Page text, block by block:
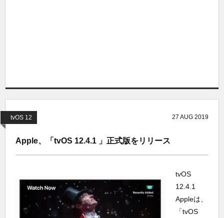
tvOS 12 27 AUG 2019
Apple、「tvOS 12.4.1 」正式版をリリース
tvOS
12.4.1
Appleは、
「tvOS